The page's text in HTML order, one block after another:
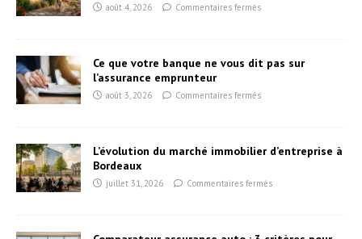
août 4, 2026 Commentaires fermés
Ce que votre banque ne vous dit pas sur
l’assurance emprunteur
août 3, 2026 Commentaires fermés
L’évolution du marché immobilier d’entreprise à
Bordeaux
juillet 31, 2026 Commentaires fermés